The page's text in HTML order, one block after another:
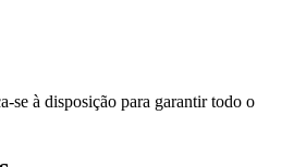
se à disposição para garantir todo o